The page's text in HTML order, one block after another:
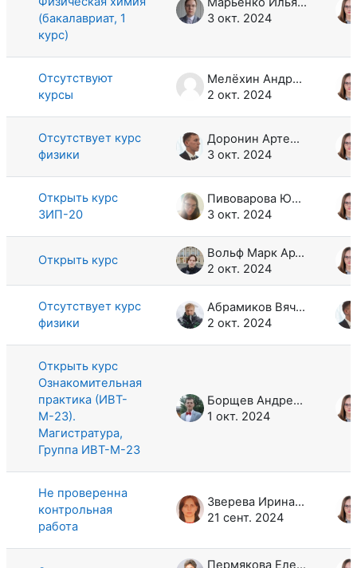
(бакалавриат, 1
курс)
3 окт. 2024
Отсутствуют
курсы
Мелёхин Андрей Сергеевич
2 окт. 2024
Отсутствует курс
физики
Доронин Артем Андреевич
3 окт. 2024
Открыть курс
ЗИП-20
Пивоварова Юлия Владимировна
3 окт. 2024
Открыть курс
Вольф Марк Артурович
2 окт. 2024
Отсутствует курс
физики
Абрамиков Вячеслав Игоревич
2 окт. 2024
Открыть курс
Ознакомительная
практика (ИВТ-
М-23).
Магистратура,
Группа ИВТ-М-23
Борщев Андрей Александрович
1 окт. 2024
Не проверенна
контрольная
работа
Зверева Ирина Михайловна
21 сент. 2024
Пермякова Елена Павловна